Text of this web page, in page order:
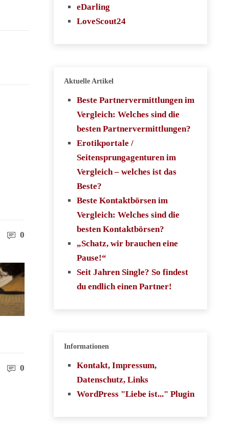
0
0
eDarling
LoveScout24
Aktuelle Artikel
Beste Partnervermittlungen im
Vergleich: Welches sind die
besten Partnervermittlungen?
Erotikportale /
Seitensprungagenturen im
Vergleich – welches ist das
Beste?
Beste Kontaktbörsen im
Vergleich: Welches sind die
besten Kontaktbörsen?
„Schatz, wir brauchen eine
Pause!“
Seit Jahren Single? So findest
du endlich einen Partner!
Informationen
Kontakt, Impressum,
Datenschutz, Links
WordPress "Liebe ist..." Plugin